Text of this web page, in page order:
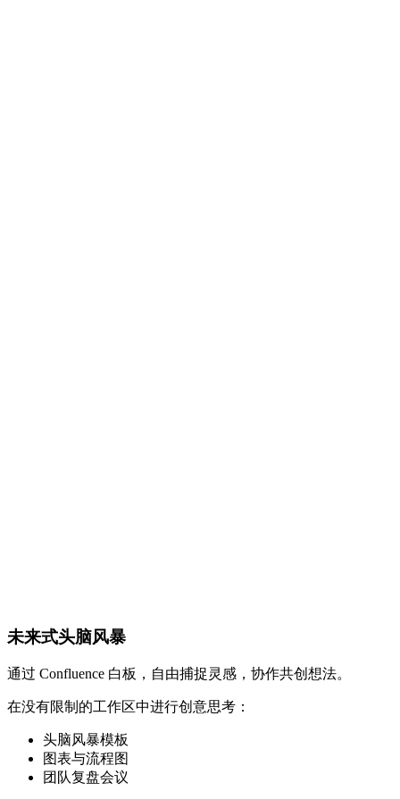
未来式头脑风暴
通过 Confluence 白板，自由捕捉灵感，协作共创想法。
在没有限制的工作区中进行创意思考：
头脑风暴模板
图表与流程图
团队复盘会议